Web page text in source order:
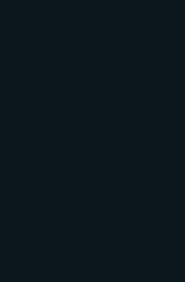
hun verboden
van de
van in- en
voor zoo veel
eene andere
door de
vastgesteld.
zijn dan die
op de
Rijn.